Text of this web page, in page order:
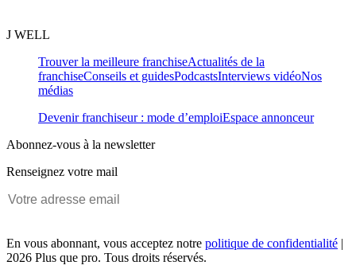
J WELL
Trouver la meilleure franchiseActualités de la
franchiseConseils et guidesPodcastsInterviews vidéoNos
médias
Devenir franchiseur : mode d’emploiEspace annonceur
Abonnez-vous à la newsletter
Renseignez votre mail
En vous abonnant, vous acceptez notre politique de confidentialité |
2026 Plus que pro. Tous droits réservés.